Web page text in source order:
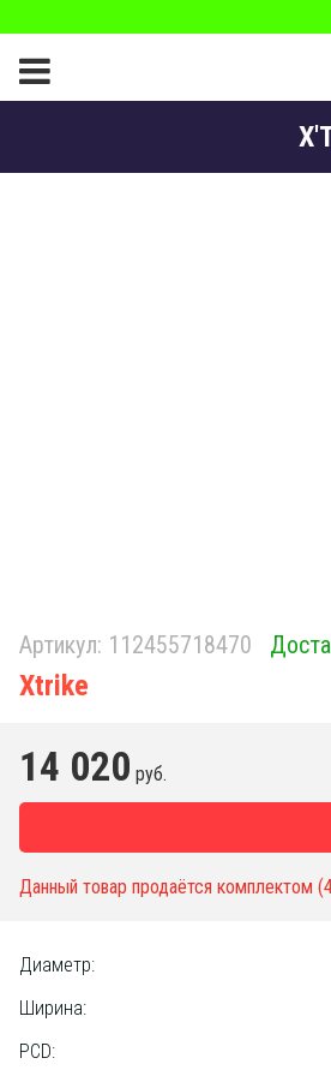
Артикул: 112455718470
Xtrike
14 020 руб.
Данный товар продаётся комплектом
Диаметр:
Ширина:
PCD: